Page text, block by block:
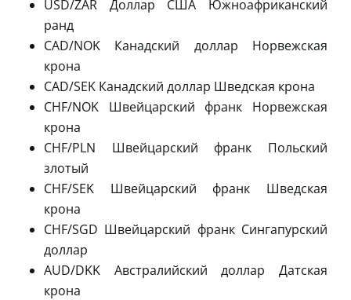
USD/ZAR Доллар США Южноафриканский
ранд
CAD/NOK Канадский доллар Норвежская
крона
CAD/SEK Канадский доллар Шведская крона
CHF/NOK Швейцарский франк Норвежская
крона
CHF/PLN Швейцарский франк Польский
злотый
CHF/SEK Швейцарский франк Шведская
крона
CHF/SGD Швейцарский франк Сингапурский
доллар
AUD/DKK Австралийский доллар Датская
крона